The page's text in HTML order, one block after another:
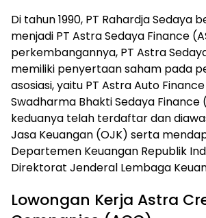
Di tahun 1990, PT Rahardja Sedaya
menjadi PT Astra Sedaya Finance
perkembangannya, PT Astra
memiliki penyertaan saham pada
asosiasi, yaitu PT Astra Auto
Swadharma Bhakti Sedaya Finance
keduanya telah terdaftar dan
Jasa Keuangan (OJK) serta
Departemen Keuangan Republik
Direktorat Jenderal Lembaga
Lowongan Kerja Astra